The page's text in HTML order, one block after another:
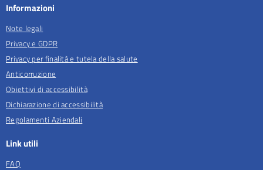
Informazioni
Note legali
Privacy e GDPR
Privacy per finalità e tutela della salute
Anticorruzione
Obiettivi di accessibilità
Dichiarazione di accessibilità
Regolamenti Aziendali
Link utili
FAQ